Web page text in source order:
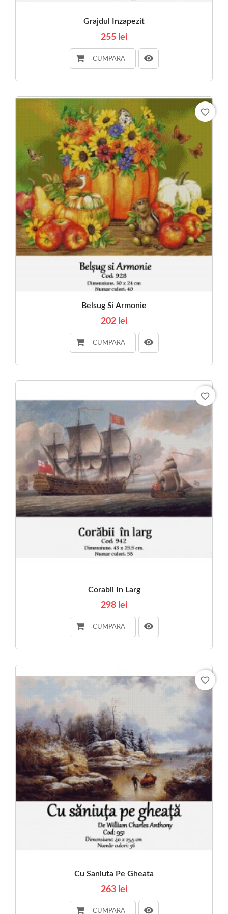
Grajdul Inzapezit
255 lei
CUMPARA
Belsug Si Armonie
202 lei
CUMPARA
favorite_border
Corabii In Larg
298 lei
CUMPARA
favorite_border
Cu Saniuta Pe Gheata
263 lei
CUMPARA
favorite_border